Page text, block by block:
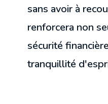
sans avoir à
renforcera non
sécurité
tranquillité